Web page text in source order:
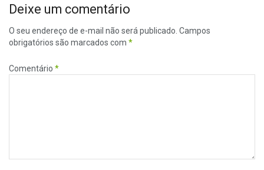
Deixe um comentário
O seu endereço de e-mail não será publicado. Campos
obrigatórios são marcados com *
Comentário *